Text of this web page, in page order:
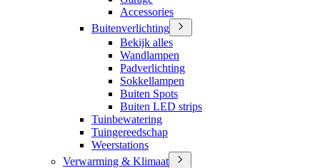
Accessories
Buitenverlichting
Bekijk alles
Wandlampen
Padverlichting
Sokkellampen
Buiten Spots
Buiten LED strips
Tuinbewatering
Tuingereedschap
Weerstations
Verwarming & Klimaat